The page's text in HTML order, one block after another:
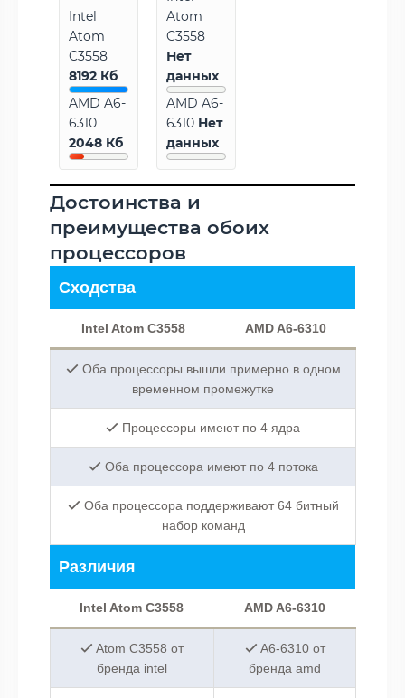
Intel
Atom
C3558
8192 Кб
AMD A6-
6310
2048 Кб
Atom
C3558
Нет
данных
AMD A6-
6310 Нет
данных
Достоинства и
преимущества обоих
процессоров
Сходства
Intel Atom C3558 AMD A6-6310
Оба процессоры вышли примерно в одном
временном промежутке
Процессоры имеют по 4 ядра
Оба процессора имеют по 4 потока
Оба процессора поддерживают 64 битный
набор команд
Различия
Intel Atom C3558 AMD A6-6310
Atom C3558 от
бренда intel
A6-6310 от
бренда amd